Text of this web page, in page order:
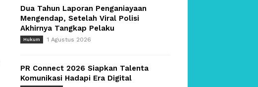
Dua Tahun Laporan Penganiayaan
Mengendap, Setelah Viral Polisi
Akhirnya Tangkap Pelaku
Hukum 1 Agustus 2026
PR Connect 2026 Siapkan Talenta
Komunikasi Hadapi Era Digital